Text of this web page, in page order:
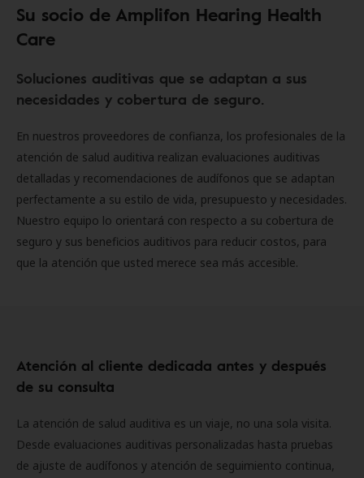
Su socio de Amplifon Hearing Health
Care
Soluciones auditivas que se adaptan a sus
necesidades y cobertura de seguro.
En nuestros proveedores de confianza, los profesionales de la
atención de salud auditiva realizan evaluaciones auditivas
detalladas y recomendaciones de audífonos que se adaptan
perfectamente a su estilo de vida, presupuesto y necesidades.
Nuestro equipo lo orientará con respecto a su cobertura de
seguro y sus beneficios auditivos para reducir costos, para
que la atención que usted merece sea más accesible.
Atención al cliente dedicada antes y después
de su consulta
La atención de salud auditiva es un viaje, no una sola visita.
Desde evaluaciones auditivas personalizadas hasta pruebas
de ajuste de audífonos y atención de seguimiento continua,